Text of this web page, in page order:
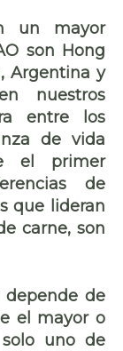
un mayor
son Hong
Argentina y
nuestros
entre los
de vida
el primer
de
que lideran
carne, son
de
el mayor o
uno de